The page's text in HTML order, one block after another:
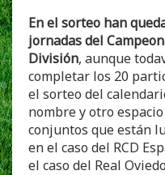
En el sorteo han
jornadas del
División, aunque
completar los 20
el sorteo del
nombre y otro
conjuntos que están
en el caso del RCD
el caso del Real